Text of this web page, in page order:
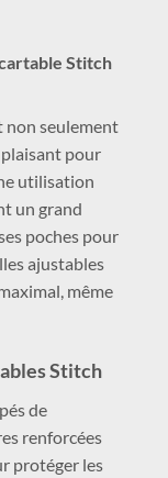
Stitch
non seulement
pour
utilisation
un grand
poches pour
ajustables
même
Stitch
de
renforcées
protéger les